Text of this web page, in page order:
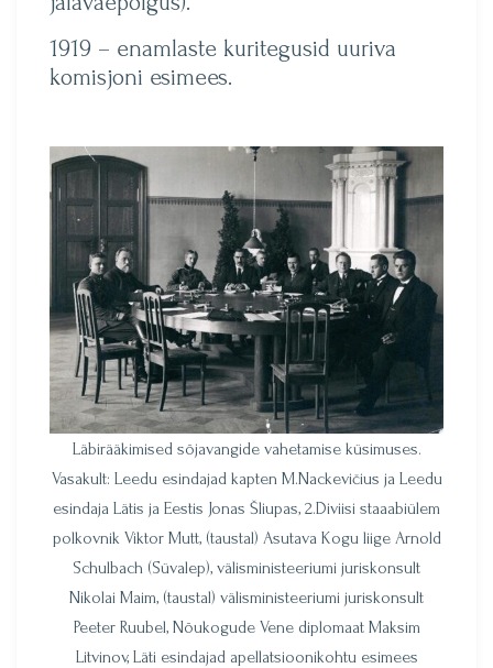
1919 – enamlaste kuritegusid uuriva
komisjoni esimees.
Läbirääkimised sõjavangide vahetamise küsimuses.
Vasakult: Leedu esindajad kapten M.Nackevičius ja Leedu
esindaja Lätis ja Eestis Jonas Šliupas, 2.Diviisi staaabiülem
polkovnik Viktor Mutt, (taustal) Asutava Kogu liige Arnold
Schulbach (Süvalep), välisministeeriumi juriskonsult
Nikolai Maim, (taustal) välisministeeriumi juriskonsult
Peeter Ruubel, Nõukogude Vene diplomaat Maksim
Litvinov, Läti esindajad apellatsioonikohtu esimees